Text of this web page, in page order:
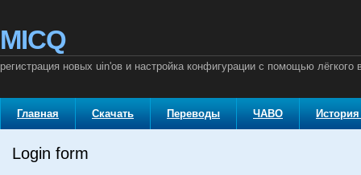
MICQ
регистрация новых uin'ов и настройка конфигурации с помощью лёгкого
Главная Скачать Переводы ЧАВО
Login form